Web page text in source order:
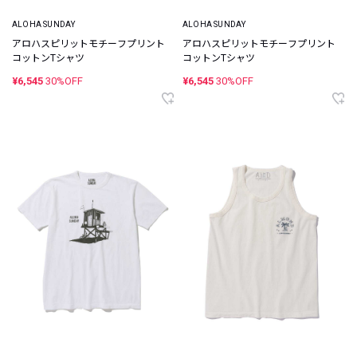
ALOHA SUNDAY
アロハスピリットモチーフプリント
コットンTシャツ
¥6,545 30%OFF
ALOHA SUNDAY
アロハスピリットモチーフプリント
コットンTシャツ
¥6,545 30%OFF